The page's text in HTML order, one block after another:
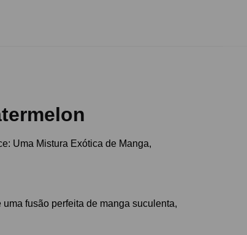
Uma Mistura Exótica de Manga,
fusão perfeita de manga suculenta,